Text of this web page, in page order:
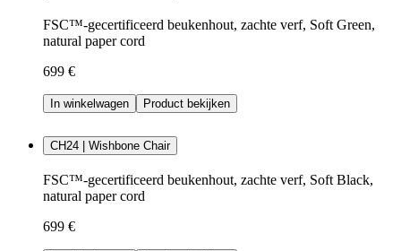
FSC™-gecertificeerd beukenhout, zachte verf, Soft Green,
natural paper cord
699 €
In winkelwagen Product bekijken
CH24 | Wishbone Chair
FSC™-gecertificeerd beukenhout, zachte verf, Soft Black,
natural paper cord
699 €